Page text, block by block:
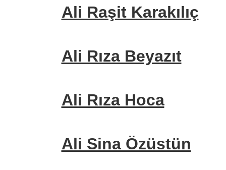
Ali Raşit Karakılıç
Ali Rıza Beyazıt
Ali Rıza Hoca
Ali Sina Özüstün